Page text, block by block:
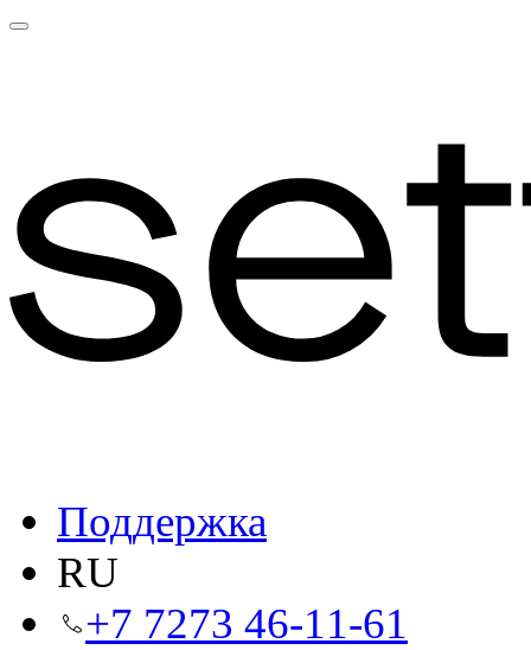
Поддержка
RU
+7 7273 46-11-61